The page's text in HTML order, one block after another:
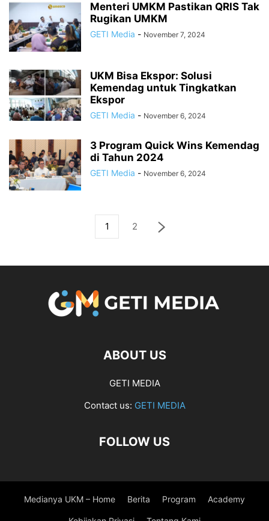
Menteri UMKM Pastikan QRIS Tak
Rugikan UMKM
GETI Media - November 7, 2024
UKM Bisa Ekspor: Solusi
Kemendag untuk Tingkatkan
Ekspor
GETI Media - November 6, 2024
3 Program Quick Wins Kemendag
di Tahun 2024
GETI Media - November 6, 2024
1 2
ABOUT US
GETI MEDIA
Contact us: GETI MEDIA
FOLLOW US
Medianya UKM – Home Berita Program Academy